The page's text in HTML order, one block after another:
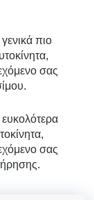
πιο
σας
ευκολότερα
σας